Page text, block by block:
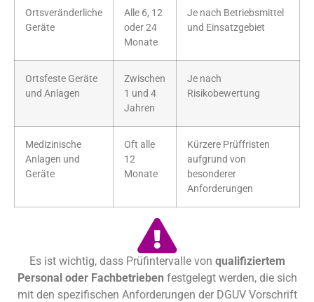
Ortsveränderliche
Geräte
Alle 6, 12
oder 24
Monate
Je nach Betriebsmittel
und Einsatzgebiet
Ortsfeste Geräte
und Anlagen
Zwischen
1 und 4
Jahren
Je nach
Risikobewertung
Medizinische
Anlagen und
Geräte
Oft alle
12
Monate
Kürzere Prüffristen
aufgrund von
besonderer
Anforderungen
Es ist wichtig, dass Prüfintervalle von qualifiziertem
Personal oder Fachbetrieben festgelegt werden, die sich
mit den spezifischen Anforderungen der DGUV Vorschrift